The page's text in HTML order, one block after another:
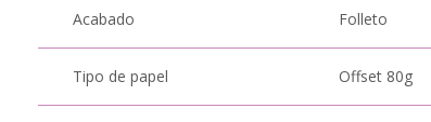
Acabado Folleto
Tipo de papel Offset 80g